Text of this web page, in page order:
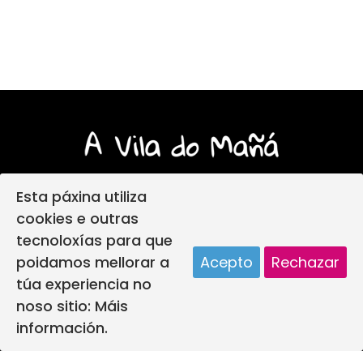
Login
Aviso Legal
Política de privacidade
Política de protección infantil
Política de Cookies
Esta páxina utiliza
cookies e outras
tecnoloxías para que
poidamos mellorar a
túa experiencia no
noso sitio: Máis
información.
Acepto Rechazar